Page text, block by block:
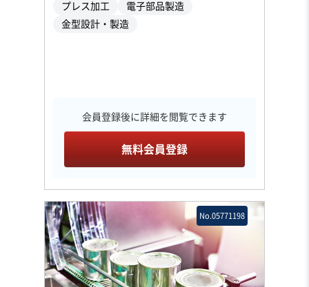
プレス加工
電子部品製造
金型設計・製造
会員登録後に詳細を閲覧できます
無料会員登録
No.05771198